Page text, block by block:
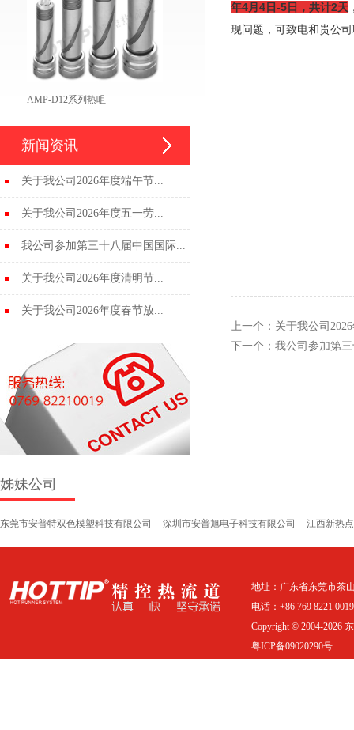
AMP-D12系列热咀
新闻资讯
关于我公司2026年度端午节...
关于我公司2026年度五一劳...
我公司参加第三十八届中国国际...
关于我公司2026年度清明节...
关于我公司2026年度春节放...
年4月4日-5日，共计2天
现问题，可致电和贵公
上一个： 关于我公司
下一个： 我公司参加第
姊妹公司
东莞市安普特双色模塑科技有限公司 深圳市安普旭电子科技有限公司 江西新热
地址：广东省东莞市茶
电话：+86 769 8221
Copyright © 2004-2026
粤ICP备09020290号